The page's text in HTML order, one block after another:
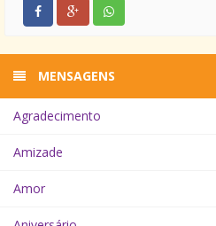
MENSAGENS
Agradecimento
Amizade
Amor